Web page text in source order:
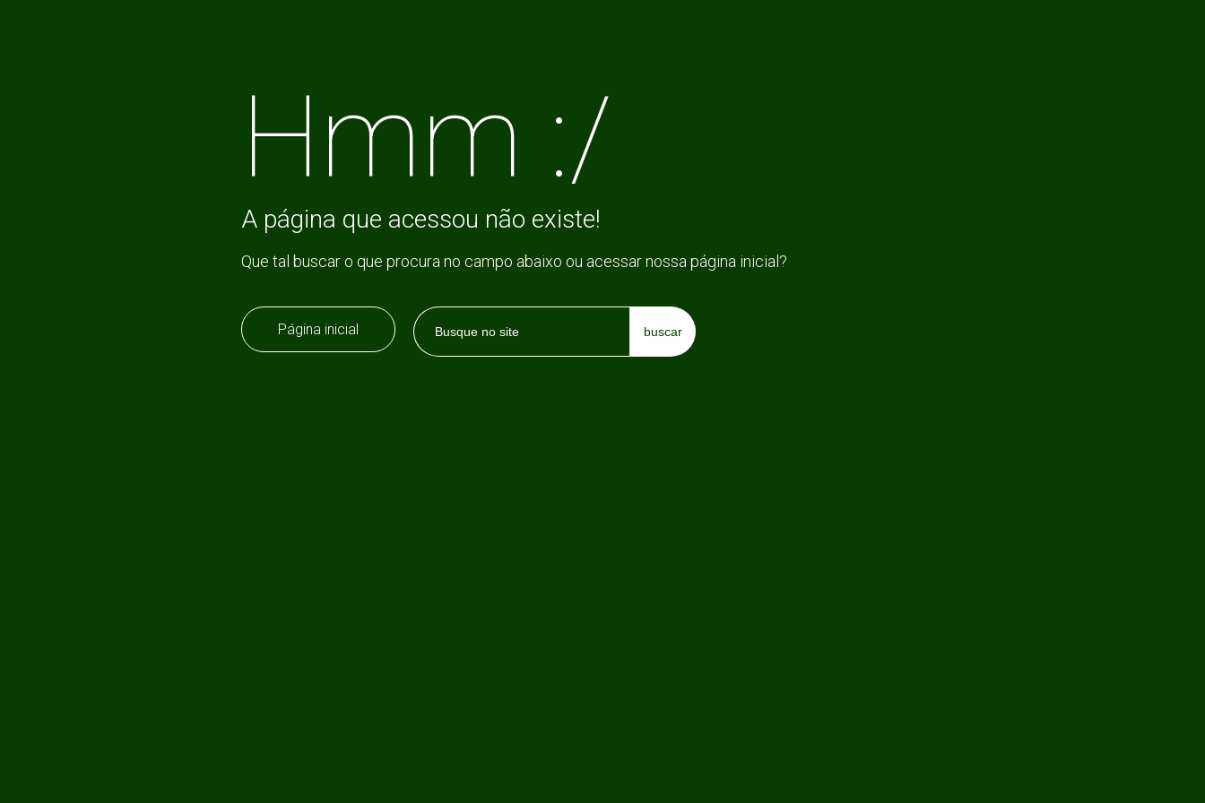
Hmm :/
A página que acessou não existe!
Que tal buscar o que procura no campo abaixo ou acessar nossa página inicial?
Página inicial